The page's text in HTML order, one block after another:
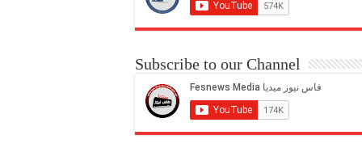
Subscribe to our Channel